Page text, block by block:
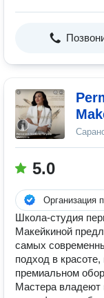
5.0
Организация
Школа-студия
Макейкиной
самых
подход в
премиальном
Мастера